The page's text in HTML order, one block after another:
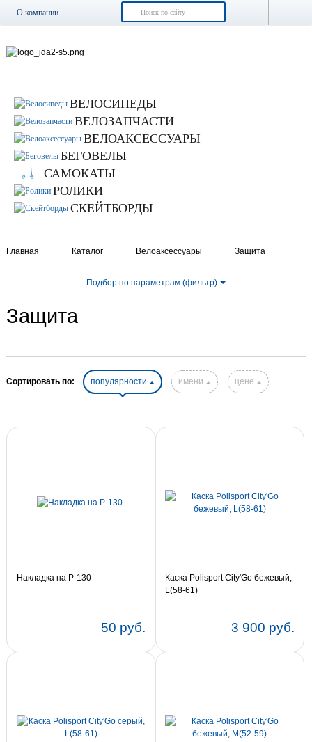
О компании
Новости
ВЕЛОСИПЕДЫ
ВЕЛОЗАПЧАСТИ
ВЕЛОАКСЕССУАРЫ
БЕГОВЕЛЫ
САМОКАТЫ
РОЛИКИ
СКЕЙТБОРДЫ
Главная Каталог Велоаксессуары Защита
Подбор по параметрам (фильтр)
Защита
Сортировать по: популярности имени цене
Накладка на Р-130
50 руб.
Каска Polisport City'Go бежевый,
L(58-61)
3 900 руб.